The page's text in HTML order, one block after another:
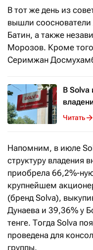
В тот же день из
вышли
Батин, а также
Морозов. Кроме
Серимжан
В Solva
Читать
Напомним, в июле
структуру владения
приобрела 66,2%-
крупнейшем
(бренд Solva),
Дунаева и 39,36% у
тенге. Тогда Solva
проведена для
группы.